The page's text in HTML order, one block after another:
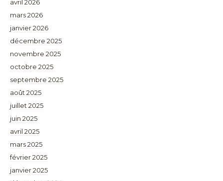
avril 2026
mars 2026
janvier 2026
décembre 2025
novembre 2025
octobre 2025
septembre 2025
août 2025
juillet 2025
juin 2025
avril 2025
mars 2025
février 2025
janvier 2025